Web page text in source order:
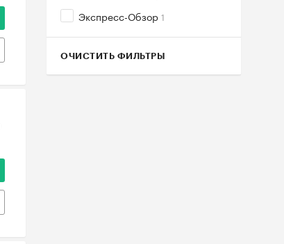
Экспресс-Обзор 1
ОЧИСТИТЬ ФИЛЬТРЫ